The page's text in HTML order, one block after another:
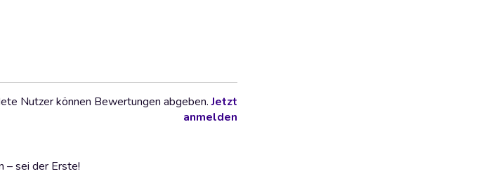
– sei der Erste!
Nutzer können Bewertungen abgeben.Jetzt
anmelden